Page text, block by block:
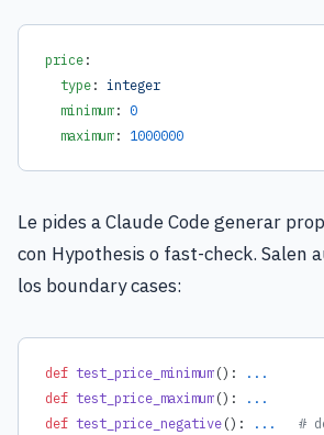
price:
  type
: integer
  minimum
: 0
  maximum
: 1000000
Le pides a Claude Code generar
con Hypothesis o fast-check. Salen
los boundary cases:
def test_price_minimum():
...
def test_price_maximum():
...
def test_price_negative(): ...
#